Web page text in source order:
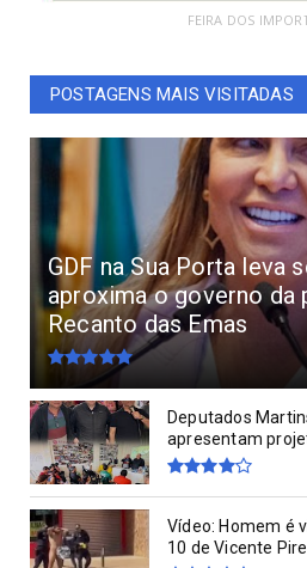
FEIRA DOS
POSTAGENS MAIS VISITADAS
GDF na Sua Porta leva
aproxima o governo da
Recanto das Emas
Deputados
apresentam
Vídeo: Homem é
10 de Vicente